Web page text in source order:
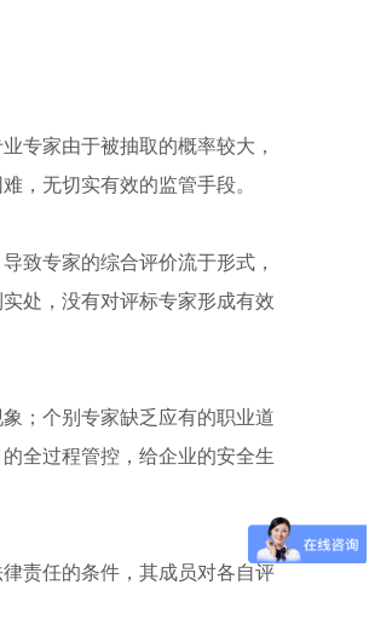
专家由于被抽取的概率较大，
，无切实有效的监管手段。
致专家的综合评价流于形式，
处，没有对评标专家形成有效
；个别专家缺乏应有的职业道
全过程管控，给企业的安全生
责任的条件，其成员对各自评